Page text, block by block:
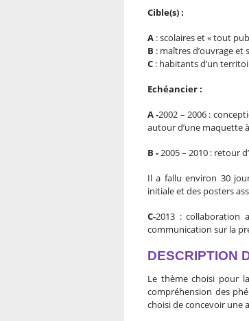
Cible(s) :
A : scolaires et « tout
B : maîtres d’ouvrage et
C : habitants d’un
Echéancier :
A -2002 – 2006 :
autour d’une maquette
B -2005 – 2010 : retour
Il a fallu environ 30
initiale et des posters
C-2013 : collaboration
communication sur la
DESCRIPTION
Le thème choisi pour
compréhension des
choisi de concevoir une